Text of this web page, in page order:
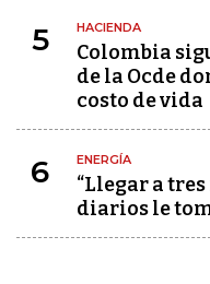
5 HACIENDA
Colombia
de la Ocde
costo de vida
6 ENERGÍA
“Llegar a
diarios le